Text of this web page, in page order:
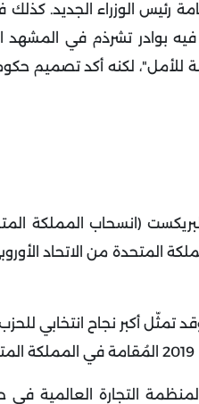
رئيس الوزراء الجديد. كذلك
بوادر تشرذم في المشهد
للأمل"، لكنه أكد تصميم
(انسحاب المملكة
في 6 يناير 2021 عقب إتمام انسحاب المملكة المتحدة من
23 عضوًا من البرلمان الأوروبي. وقد تمثّل أكبر نجاح
لمنظمة التجارة العالمية